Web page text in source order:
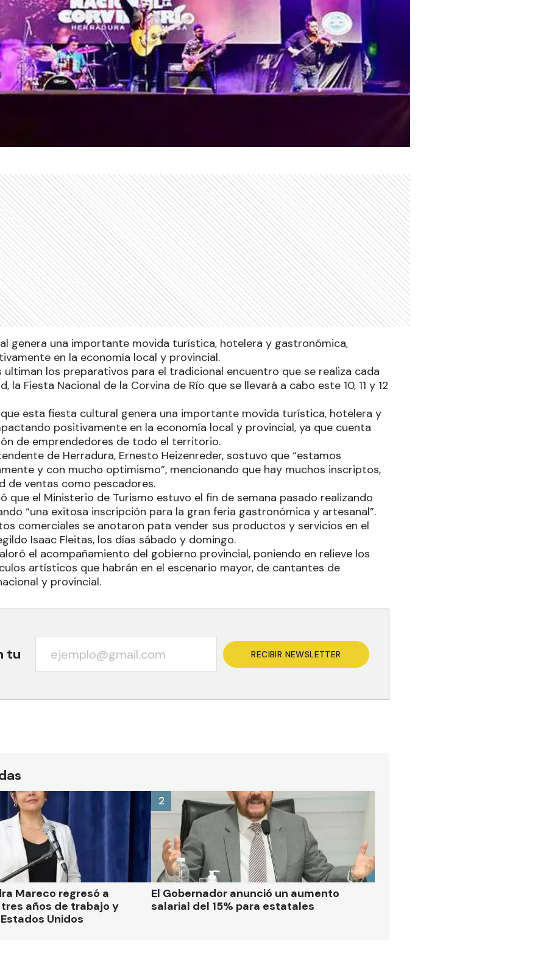
genera una importante movida turística, hotelera y gastronómica,
en la economía local y provincial.
ultiman los preparativos para el tradicional encuentro que se realiza cada
la Fiesta Nacional de la Corvina de Río que se llevará a cabo este 10, 11 y 12
esta fiesta cultural genera una importante movida turística, hotelera y
positivamente en la economía local y provincial, ya que cuenta
de emprendedores de todo el territorio.
de Herradura, Ernesto Heizenreder, sostuvo que “estamos
y con mucho optimismo”, mencionando que hay muchos inscriptos,
de ventas como pescadores.
que el Ministerio de Turismo estuvo el fin de semana pasado realizando
“una exitosa inscripción para la gran feria gastronómica y artesanal”.
comerciales se anotaron pata vender sus productos y servicios en el
Isaac Fleitas, los días sábado y domingo.
el acompañamiento del gobierno provincial, poniendo en relieve los
artísticos que habrán en el escenario mayor, de cantantes de
y provincial.
tu RECIBIR NEWSLETTER
Mareco regresó a
años de trabajo y
Unidos
El Gobernador anunció un aumento
salarial del 15% para estatales
2